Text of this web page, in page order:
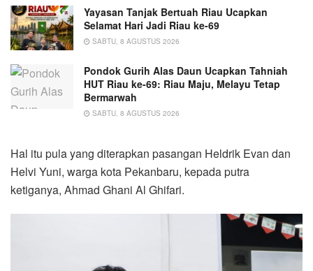
Yayasan Tanjak Bertuah Riau Ucapkan
Selamat Hari Jadi Riau ke-69
SABTU, 8 AGUSTUS 2026
Pondok Gurih Alas Daun Ucapkan Tahniah
HUT Riau ke-69: Riau Maju, Melayu Tetap
Bermarwah
SABTU, 8 AGUSTUS 2026
Hal itu pula yang diterapkan pasangan Heldrik Evan dan
Helvi Yuni, warga kota Pekanbaru, kepada putra
ketiganya, Ahmad Ghani Al Ghifari.